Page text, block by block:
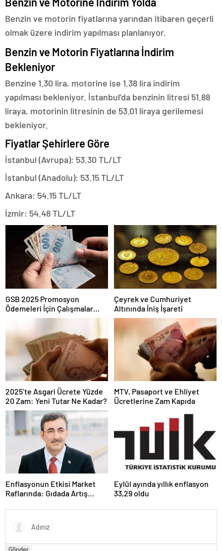
Benzin ve motorin fiyatlarına yarından itibaren geçerli
olmak üzere indirim yapılması planlanıyor.
Benzin ve Motorin Fiyatlarına İndirim
Bekleniyor
Benzine 1.30 lira, motorine ise 1.38 lira indirim
yapılması bekleniyor. İstanbul’da benzinin litresi 51.88
liraya, motorinin litresinin de 53.01 liraya gerilemesi
bekleniyor.
Fiyatlar Şehirlere Göre
İstanbul (Avrupa): 53.30 TL/LT
İstanbul (Anadolu): 53.15 TL/LT
Ankara: 54.15 TL/LT
İzmir: 54.48 TL/LT
GSB 2025 Promosyon
Ödemeleri İçin Çalışmalar
Tamamlandı mı?
Çeyrek ve Cumhuriyet
Altınında İniş İşareti
2025’te Asgari Ücrete Yüzde
20 Zam: Yeni Tutar Ne Kadar?
MTV, Pasaport ve Ehliyet
Ücretlerine Zam Kapıda
Enflasyonun Etkisi Market
Raflarında: Gıdada Artış
Eylül ayında yıllık enflasyon
33,29 oldu